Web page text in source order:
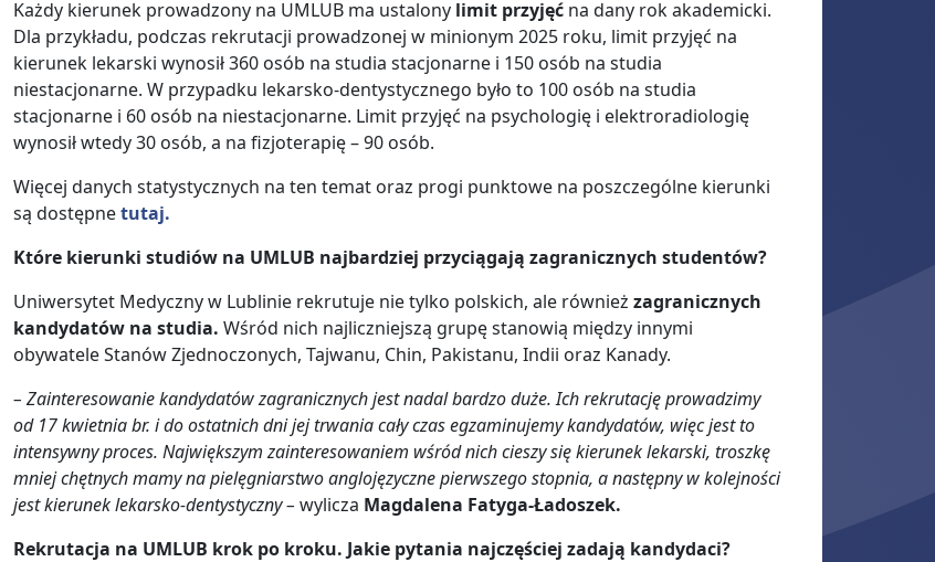
Każdy kierunek prowadzony na UMLUB ma ustalony limit przyjęć na dany rok akademicki.
Dla przykładu, podczas rekrutacji prowadzonej w minionym 2025 roku, limit przyjęć na
kierunek lekarski wynosił 360 osób na studia stacjonarne i 150 osób na studia
niestacjonarne. W przypadku lekarsko-dentystycznego było to 100 osób na studia
stacjonarne i 60 osób na niestacjonarne. Limit przyjęć na psychologię i elektroradiologię
wynosił wtedy 30 osób, a na fizjoterapię – 90 osób.
Więcej danych statystycznych na ten temat oraz progi punktowe na poszczególne kierunki
są dostępnetutaj.
Które kierunki studiów na UMLUB najbardziej przyciągają zagranicznych studentów?
Uniwersytet Medyczny w Lublinie rekrutuje nie tylko polskich, ale również zagranicznych
kandydatów na studia. Wśród nich najliczniejszą grupę stanowią między innymi
obywatele Stanów Zjednoczonych, Tajwanu, Chin, Pakistanu, Indii oraz Kanady.
– Zainteresowanie kandydatów zagranicznych jest nadal bardzo duże. Ich rekrutację prowadzimy
od 17 kwietnia br. i do ostatnich dni jej trwania cały czas egzaminujemy kandydatów, więc jest to
intensywny proces. Największym zainteresowaniem wśród nich cieszy się kierunek lekarski, troszkę
mniej chętnych mamy na pielęgniarstwo anglojęzyczne pierwszego stopnia, a następny w kolejności
jest kierunek lekarsko-dentystyczny – wylicza Magdalena Fatyga-Ładoszek.
Rekrutacja na UMLUB krok po kroku. Jakie pytania najczęściej zadają kandydaci?